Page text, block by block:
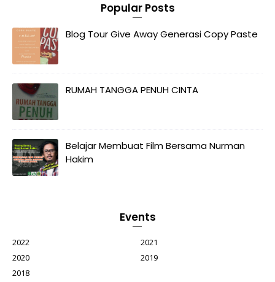
Popular Posts
Blog Tour Give Away Generasi Copy Paste
RUMAH TANGGA PENUH CINTA
Belajar Membuat Film Bersama Nurman
Hakim
Events
2022
2021
2020
2019
2018